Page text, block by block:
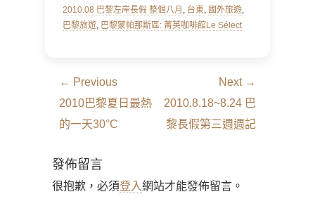
2010.08 巴黎左岸長假 整個八月 , 台東, 國外旅遊,
巴黎旅遊, 巴黎蒙帕那斯區: 菁英咖啡館Le Sélect
文
章
導
覽
← Previous
Previous
post:
2010巴黎夏日最熱
的一天30°C
Next →
Next
post:
2010.8.18~8.24 巴
黎長假第三週週記
發佈留言
很抱歉，必須登入網站才能發佈留言。